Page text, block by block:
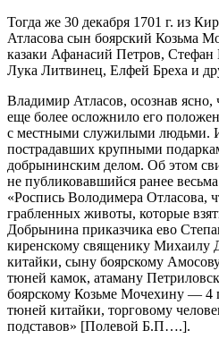
Тогда же 30 декабря 1701 г. из
Атласова сын боярский Козьма
казаки Афанасий Петров,
Лука Литвинец, Елфей Бреха и
Владимир Атласов, осознав ясно,
еще более осложнило его
с местными служилыми людьми.
пострадавших крупными
добрынинским делом. Об этом
не публиковавшийся ранее
«Роспись Володимера Отласова,
грабленных животы, которые
Добрынина приказчика ево
киренскому священику Михаилу
китайки, сыну боярскому
тюней камок, атаману
боярскому Козьме Мочехину — 4
тюней китайки, торговому
подставов» [Полевой Б.П….].